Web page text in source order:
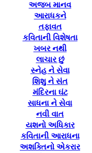
અજબ માનવ
આરાધકને
તફાવત
કવિતાની વિશેષતા
ખબર નથી
લાચાર છું
સ્નેહ ને સેવા
શિશુ ને સંત
મંદિરના ઘંટ
સાધના ને સેવા
નવી વાત
યશનો અધિકાર
કવિતાની આરાધના
અશક્તિનો એકરાર